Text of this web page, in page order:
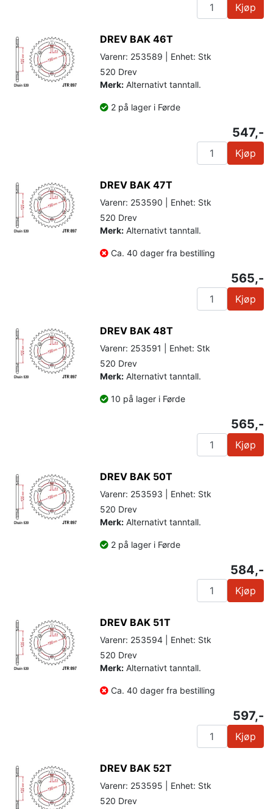
Kjøp
DREV BAK 46T
Varenr: 253589 | Enhet: Stk
520 Drev
Merk: Alternativt tanntall.
2 på lager i Førde
547,-
Kjøp
DREV BAK 47T
Varenr: 253590 | Enhet: Stk
520 Drev
Merk: Alternativt tanntall.
Ca. 40 dager fra bestilling
565,-
Kjøp
DREV BAK 48T
Varenr: 253591 | Enhet: Stk
520 Drev
Merk: Alternativt tanntall.
10 på lager i Førde
565,-
Kjøp
DREV BAK 50T
Varenr: 253593 | Enhet: Stk
520 Drev
Merk: Alternativt tanntall.
2 på lager i Førde
584,-
Kjøp
DREV BAK 51T
Varenr: 253594 | Enhet: Stk
520 Drev
Merk: Alternativt tanntall.
Ca. 40 dager fra bestilling
597,-
Kjøp
DREV BAK 52T
Varenr: 253595 | Enhet: Stk
520 Drev